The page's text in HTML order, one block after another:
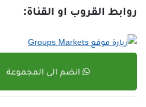
روابط القروب او القناة:
انضم الى المجموعة